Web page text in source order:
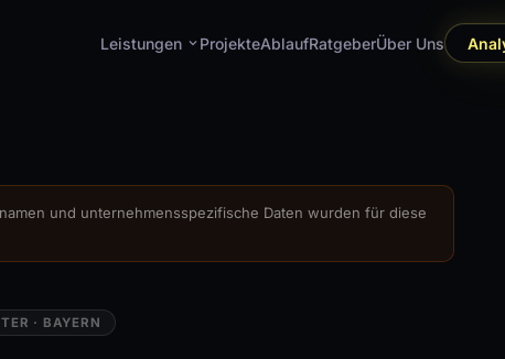
Leistungen ProjekteAblaufRatgeberÜber Uns
und unternehmensspezifische Daten wurden für diese
· BAYERN